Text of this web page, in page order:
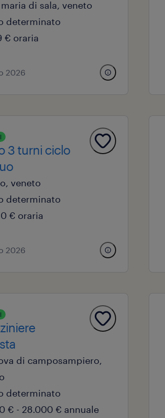
di sala, veneto
determinato
€ oraria
2026
3 turni ciclo
veneto
determinato
€ oraria
2026
di camposampiero,
determinato
€ - 28.000 € annuale